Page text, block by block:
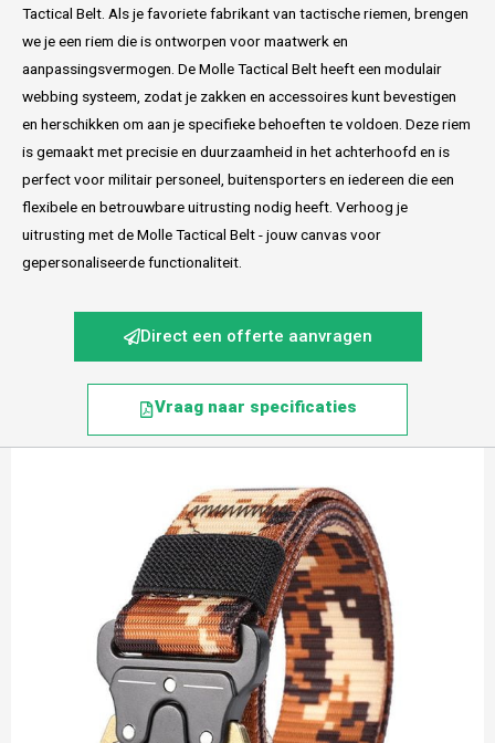
Tactical Belt. Als je favoriete fabrikant van tactische riemen, brengen
we je een riem die is ontworpen voor maatwerk en
aanpassingsvermogen. De Molle Tactical Belt heeft een modulair
webbing systeem, zodat je zakken en accessoires kunt bevestigen
en herschikken om aan je specifieke behoeften te voldoen. Deze riem
is gemaakt met precisie en duurzaamheid in het achterhoofd en is
perfect voor militair personeel, buitensporters en iedereen die een
flexibele en betrouwbare uitrusting nodig heeft. Verhoog je
uitrusting met de Molle Tactical Belt - jouw canvas voor
gepersonaliseerde functionaliteit.
Direct een offerte aanvragen
Vraag naar specificaties